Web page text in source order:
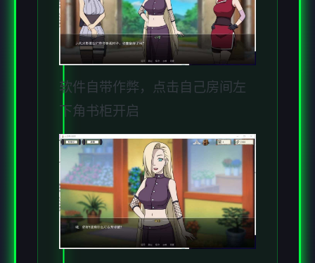
软件自带作弊，点击自己房间左
下角书柜开启